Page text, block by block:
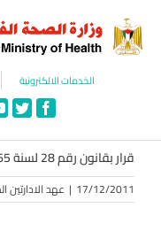
content
الخدمات الالكترونية
قرار بقانون رقم 28 لسنة 1965م
17/12/2011
| عهد الادارتين